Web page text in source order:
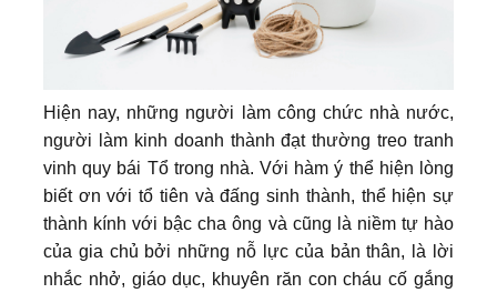
Hiện nay, những người làm công chức nhà nước,
người làm kinh doanh thành đạt thường treo tranh
vinh quy bái Tổ trong nhà. Với hàm ý thể hiện lòng
biết ơn với tổ tiên và đấng sinh thành, thể hiện sự
thành kính với bậc cha ông và cũng là niềm tự hào
của gia chủ bởi những nỗ lực của bản thân, là lời
nhắc nhở, giáo dục, khuyên răn con cháu cố gắng